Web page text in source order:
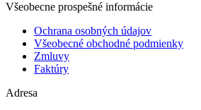
Všeobecne prospešné informácie
Ochrana osobných údajov
Všeobecné obchodné podmienky
Zmluvy
Faktúry
Adresa